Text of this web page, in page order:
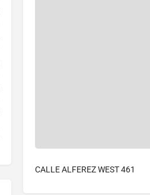
CALLE ALFEREZ WEST 461